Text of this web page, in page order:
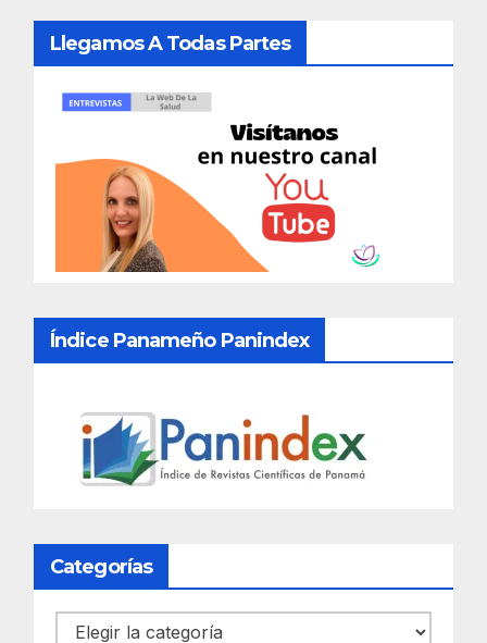
Llegamos A Todas Partes
Índice Panameño Panindex
Categorías
Categorías